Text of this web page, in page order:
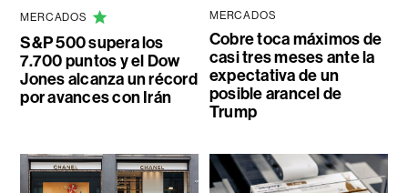
MERCADOS
S&P 500 supera los
7.700 puntos y el Dow
Jones alcanza un récord
por avances con Irán
MERCADOS
Cobre toca máximos de
casi tres meses ante la
expectativa de un
posible arancel de
Trump